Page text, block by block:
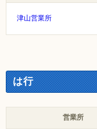
津山営業所
は行
営業所